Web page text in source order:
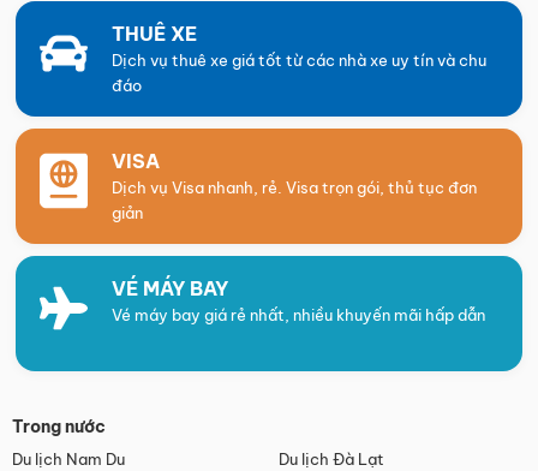
THUÊ XE
Dịch vụ thuê xe giá tốt từ các nhà xe uy tín và chu
đáo
VISA
Dịch vụ Visa nhanh, rẻ. Visa trọn gói, thủ tục đơn
giản
VÉ MÁY BAY
Vé máy bay giá rẻ nhất, nhiều khuyến mãi hấp dẫn
Trong nước
Du lịch Nam Du
Du lịch Đà Lạt